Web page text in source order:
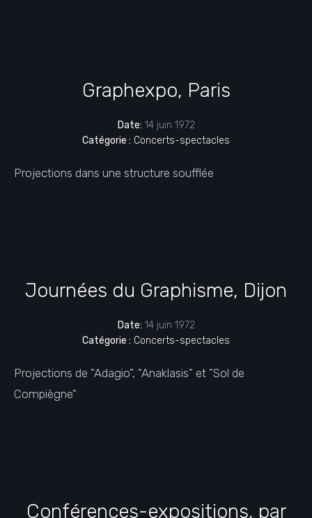
Graphexpo, Paris
Date: 14 juin 1972
Catégorie : Concerts-spectacles
Projections dans une structure soufflée
Journées du Graphisme, Dijon
Date: 14 juin 1972
Catégorie : Concerts-spectacles
Projections de "Adagio", "Anaklasis" et "Sol de
Compiègne"
Conférences-expositions, par